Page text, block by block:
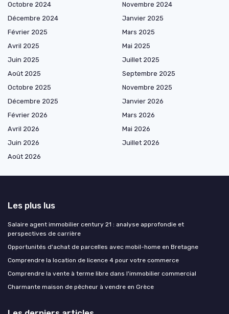
Octobre 2024
Novembre 2024
Décembre 2024
Janvier 2025
Février 2025
Mars 2025
Avril 2025
Mai 2025
Juin 2025
Juillet 2025
Août 2025
Septembre 2025
Octobre 2025
Novembre 2025
Décembre 2025
Janvier 2026
Février 2026
Mars 2026
Avril 2026
Mai 2026
Juin 2026
Juillet 2026
Août 2026
Les plus lus
Salaire agent immobilier century 21 : analyse approfondie et
perspectives de carrière
Opportunités d'achat de parcelles avec mobil-home en Bretagne
Comprendre la location de licence 4 pour votre commerce
Comprendre la vente à terme libre dans l'immobilier commercial
Charmante maison de pêcheur à vendre en Grèce